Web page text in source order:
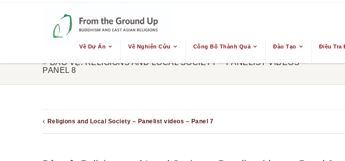
Về Dự Án Về Nghiên Cứu Công Bố Thành Quả Đào Tạo Điều Tra
BẢO VỆ: RELIGIONS AND LOCAL SOCIETY – PANELIST VIDEOS –
PANEL 8
Religions and Local Society – Panelist videos – Panel 7